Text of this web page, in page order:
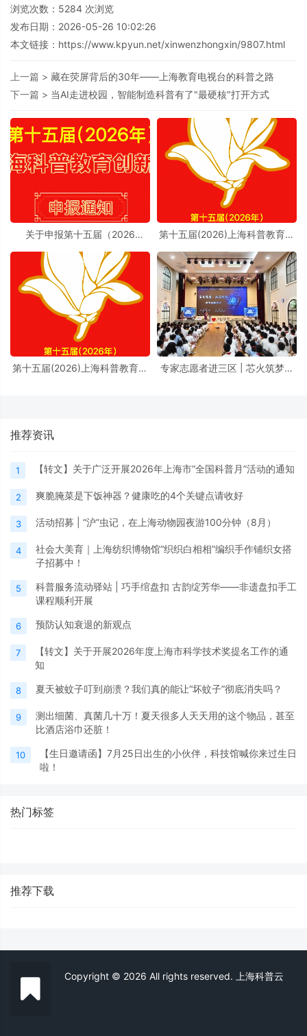
浏览次数： 5284 次浏览
发布日期：2026-05-26 10:02:26
本文链接： https://www.kpyun.net/xinwenzhongxin/9807.html
上一篇 > 藏在荧屏背后的30年——上海教育电视台的科普之路
下一篇 > 当AI走进校园，智能制造科普有了"最硬核"打开方式
关于申报第十五届（2026
知
第十五届(2026)上海科普教育创
第十五届(2026)上海科普教育创
专家志愿者进三区 | 芯火筑梦进
推荐资讯
1 【转文】关于广泛开展2026年上海市“全国科普月”活动的通知
2 爽脆腌菜是下饭神器？健康吃的4个关键点请收好
3 活动招募 | “沪”虫记，在上海动物园夜游100分钟（8月）
4
社会大美育｜上海纺织博物馆“织织白相相”编织手作铺织女搭
子招募中！
5
科普服务流动驿站 | 巧手绾盘扣 古韵绽芳华——非遗盘扣手工
课程顺利开展
6 预防认知衰退的新观点
7
【转文】关于开展2026年度上海市科学技术奖提名工作的通
知
8 夏天被蚊子叮到崩溃？我们真的能让“坏蚊子”彻底消失吗？
9
测出细菌、真菌几十万！夏天很多人天天用的这个物品，甚至
比酒店浴巾还脏！
10
【生日邀请函】7月25日出生的小伙伴，科技馆喊你来过生日
啦！
热门标签
推荐下载
Copyright © 2026 All rights reserved. 上海科普云